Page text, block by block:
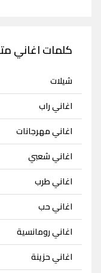
كلمات اغاني
شيلات
اغاني راب
اغاني مهرجانات
اغاني شعبي
اغاني طرب
اغاني حب
اغاني رومانسية
اغاني حزينة